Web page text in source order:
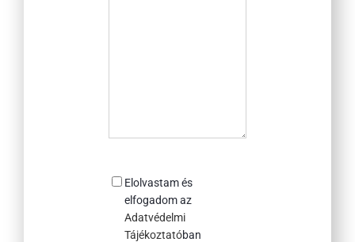
Consent
Elolvastam és
elfogadom az
Adatvédelmi
Tájékoztatóban